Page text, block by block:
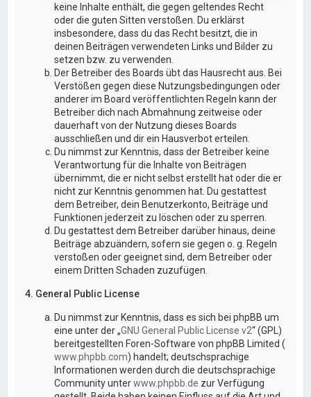
keine Inhalte enthält, die gegen geltendes Recht
oder die guten Sitten verstoßen. Du erklärst
insbesondere, dass du das Recht besitzt, die in
deinen Beiträgen verwendeten Links und Bilder zu
setzen bzw. zu verwenden.
Der Betreiber des Boards übt das Hausrecht aus. Bei
Verstößen gegen diese Nutzungsbedingungen oder
anderer im Board veröffentlichten Regeln kann der
Betreiber dich nach Abmahnung zeitweise oder
dauerhaft von der Nutzung dieses Boards
ausschließen und dir ein Hausverbot erteilen.
Du nimmst zur Kenntnis, dass der Betreiber keine
Verantwortung für die Inhalte von Beiträgen
übernimmt, die er nicht selbst erstellt hat oder die er
nicht zur Kenntnis genommen hat. Du gestattest
dem Betreiber, dein Benutzerkonto, Beiträge und
Funktionen jederzeit zu löschen oder zu sperren.
Du gestattest dem Betreiber darüber hinaus, deine
Beiträge abzuändern, sofern sie gegen o. g. Regeln
verstoßen oder geeignet sind, dem Betreiber oder
einem Dritten Schaden zuzufügen.
4. General Public License
Du nimmst zur Kenntnis, dass es sich bei phpBB um
eine unter der „GNU General Public License v2“ (GPL)
bereitgestellten Foren-Software von phpBB Limited (
www.phpbb.com) handelt; deutschsprachige
Informationen werden durch die deutschsprachige
Community unterwww.phpbb.de zur Verfügung